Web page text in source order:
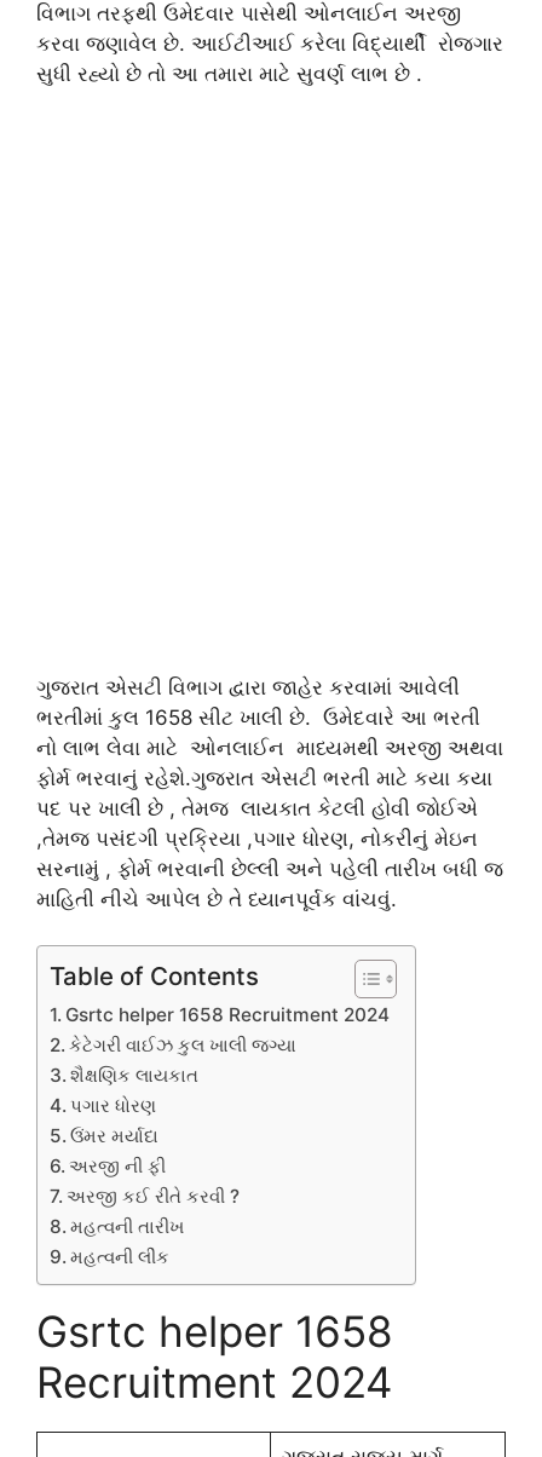
વિભાગ તરફથી ઉમેદવાર પાસેથી ઓનલાઈન અરજી
કરવા જણાવેલ છે. આઈટીઆઈ કરેલા વિદ્યાર્થી રોજગાર
સુધી રહ્યો છે તો આ તમારા માટે સુવર્ણ લાભ છે .
ગુજરાત એસટી વિભાગ દ્વારા જાહેર કરવામાં આવેલી
ભરતીમાં કુલ 1658 સીટ ખાલી છે. ઉમેદવારે આ ભરતી
નો લાભ લેવા માટે ઓનલાઈન માધ્યમથી અરજી અથવા
ફોર્મ ભરવાનું રહેશે.ગુજરાત એસટી ભરતી માટે કયા કયા
પદ પર ખાલી છે , તેમજ લાયકાત કેટલી હોવી જોઈએ
,તેમજ પસંદગી પ્રક્રિયા ,પગાર ધોરણ, નોકરીનું મેઇન
સરનામું , ફોર્મ ભરવાની છેલ્લી અને પહેલી તારીખ બધી જ
માહિતી નીચે આપેલ છે તે ધ્યાનપૂર્વક વાંચવું.
Table of Contents
Gsrtc helper 1658 Recruitment 2024
કેટેગરી વાઈઝ કુલ ખાલી જગ્યા
શૈક્ષણિક લાયકાત
પગાર ધોરણ
ઉંમર મર્યાદા
અરજી ની ફી
અરજી કઈ રીતે કરવી ?
મહત્વની તારીખ
મહત્વની લીંક
Gsrtc helper 1658
Recruitment 2024